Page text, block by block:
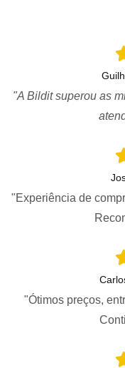
"A Bildit superou as
"Experiência de
"Ótimos preços,